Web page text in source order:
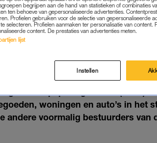
BESLAG
BINNENLAND|NIEUWS
16-08-2022 MARINA VAN
en opsporingsdienst (FIOD)
woningen en auto’s in het
andere voormalig bestuurders
begrijpen aan de hand van statistieken of combinaties
ten behoeve van gepersonaliseerde advertenties.
Profielen gebruiken voor de selectie van gepersonaliseerde
selecteren. Profielen aanmaken ter personalisatie van content.
content. De prestaties van advertenties meten.
lijst
Instellen